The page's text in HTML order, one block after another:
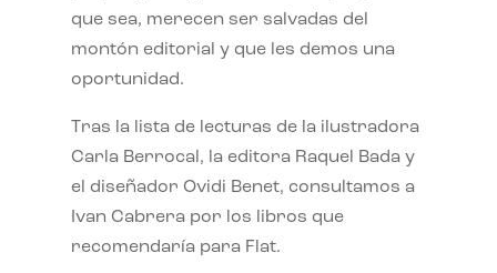
que sea, merecen ser salvadas del
montón editorial y que les demos una
oportunidad.
Tras la lista de lecturas de la ilustradora
Carla Berrocal, la editora Raquel Bada y
el diseñador Ovidi Benet, consultamos a
Ivan Cabrera por los libros que
recomendaría para Flat.